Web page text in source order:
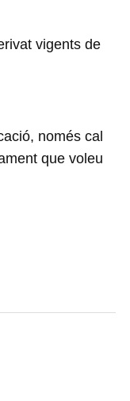
vigents de
només cal
que voleu